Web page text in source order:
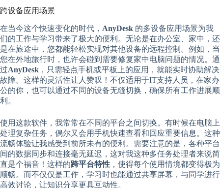
跨设备应用场景
在当今这个快速变化的时代， AnyDesk 的多设备应用场景为我
们的工作与学习带来了极大的便利。无论是在办公室、家中，还
是在旅途中，您都能轻松实现对其他设备的远程控制。例如，当
您在外地旅行时，也许会碰到需要修复家中电脑问题的情况。通
过AnyDesk ，只需轻点手机或平板上的应用，就能实时协助解决
故障。这样的灵活性让人赞叹！不仅适用于IT支持人员，在家办
公的你，也可以通过不同的设备无缝切换，确保所有工作进展顺
利。
使用这款软件，我常常在不同的平台之间切换。有时候在电脑上
处理复杂任务，偶尔又会用手机快速查看和回应重要信息。这种
流畅体验让我感受到前所未有的便利。需要注意的是，各种平台
间的数据同步和连接毫无延迟，这对我这种多任务处理者来说简
直是个福音！这样的跨平台特性 ，使得每个使用情境都变得极为
顺畅。而不仅仅是工作，学习时也能通过共享屏幕，与同学进行
高效讨论，让知识分享更具互动性。